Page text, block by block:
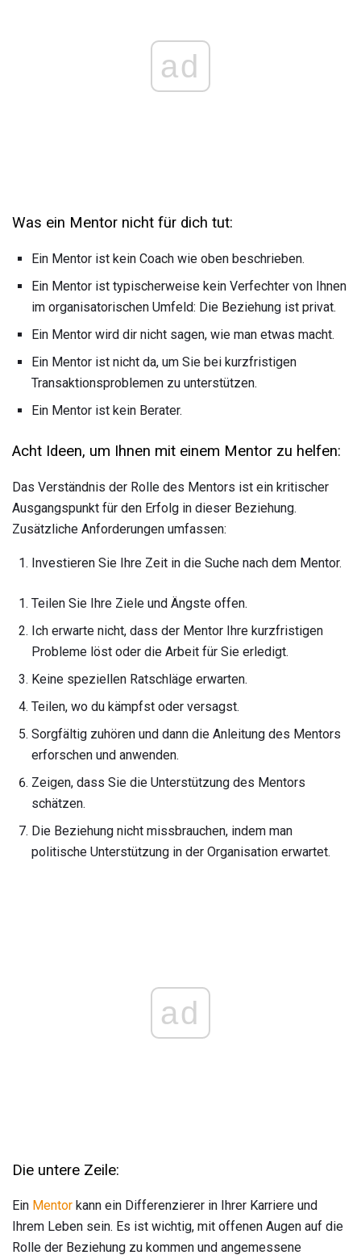
ad
Was ein Mentor nicht für dich tut:
Ein Mentor ist kein Coach wie oben beschrieben.
Ein Mentor ist typischerweise kein Verfechter von Ihnen
im organisatorischen Umfeld: Die Beziehung ist privat.
Ein Mentor wird dir nicht sagen, wie man etwas macht.
Ein Mentor ist nicht da, um Sie bei kurzfristigen
Transaktionsproblemen zu unterstützen.
Ein Mentor ist kein Berater.
Acht Ideen, um Ihnen mit einem Mentor zu helfen:
Das Verständnis der Rolle des Mentors ist ein kritischer
Ausgangspunkt für den Erfolg in dieser Beziehung.
Zusätzliche Anforderungen umfassen:
Investieren Sie Ihre Zeit in die Suche nach dem Mentor.
Teilen Sie Ihre Ziele und Ängste offen.
Ich erwarte nicht, dass der Mentor Ihre kurzfristigen
Probleme löst oder die Arbeit für Sie erledigt.
Keine speziellen Ratschläge erwarten.
Teilen, wo du kämpfst oder versagst.
Sorgfältig zuhören und dann die Anleitung des Mentors
erforschen und anwenden.
Zeigen, dass Sie die Unterstützung des Mentors
schätzen.
Die Beziehung nicht missbrauchen, indem man
politische Unterstützung in der Organisation erwartet.
ad
Die untere Zeile:
Ein Mentor kann ein Differenzierer in Ihrer Karriere und
Ihrem Leben sein. Es ist wichtig, mit offenen Augen auf die
Rolle der Beziehung zu kommen und angemessene